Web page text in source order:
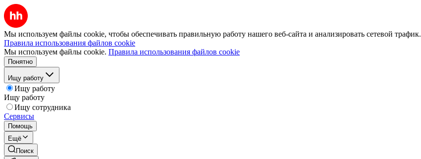
Мы используем файлы cookie, чтобы обеспечивать правильную работу нашего веб-сайта и анализировать сетевой трафик.
Правила использования файлов cookie
Мы используем файлы cookie. Правила использования файлов cookie
Понятно
Ищу работу
Ищу работу
Ищу работу
Ищу сотрудника
Сервисы
Помощь
Ещё
Поиск